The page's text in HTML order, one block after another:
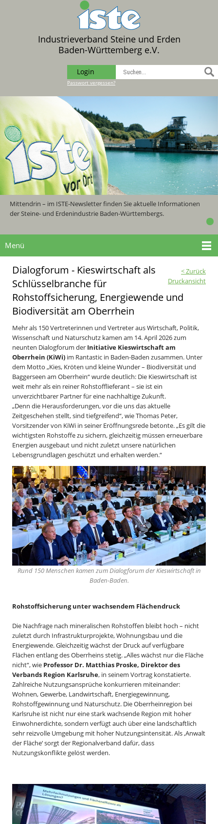
Industrieverband Steine und Erden
Baden-Württemberg e.V.
Login
Passwort vergessen?
Mittendrin – im ISTE-Newsletter finden Sie aktuelle Informationen
der Steine- und Erdenindustrie Baden-Württembergs.
Menü
< Zurück
Druckansicht
Dialogforum - Kieswirtschaft als
Schlüsselbranche für
Rohstoffsicherung, Energiewende und
Biodiversität am Oberrhein
Mehr als 150 Vertreterinnen und Vertreter aus Wirtschaft, Politik,
Wissenschaft und Naturschutz kamen am 14. April 2026 zum
neunten Dialogforum der Initiative Kieswirtschaft am
Oberrhein (KiWi) im Rantastic in Baden-Baden zusammen. Unter
dem Motto „Kies, Kröten und kleine Wunder – Biodiversität und
Baggerseen am Oberrhein“ wurde deutlich: Die Kieswirtschaft ist
weit mehr als ein reiner Rohstofflieferant – sie ist ein
unverzichtbarer Partner für eine nachhaltige Zukunft.
„Denn die Herausforderungen, vor die uns das aktuelle
Zeitgeschehen stellt, sind tiefgreifend“, wie Thomas Peter,
Vorsitzender von KiWi in seiner Eröffnungsrede betonte. „Es gilt die
wichtigsten Rohstoffe zu sichern, gleichzeitig müssen erneuerbare
Energien ausgebaut und nicht zuletzt unsere natürlichen
Lebensgrundlagen geschützt und erhalten werden.“
Rund 150 Menschen kamen zum Dialogforum der Kieswirtschaft in
Baden-Baden.
Rohstoffsicherung unter wachsendem Flächendruck
Die Nachfrage nach mineralischen Rohstoffen bleibt hoch – nicht
zuletzt durch Infrastrukturprojekte, Wohnungsbau und die
Energiewende. Gleichzeitig wächst der Druck auf verfügbare
Flächen entlang des Oberrheins stetig. „Alles wächst nur die Fläche
nicht“, wie Professor Dr. Matthias Proske, Direktor des
Verbands Region Karlsruhe, in seinem Vortrag konstatierte.
Zahlreiche Nutzungsansprüche konkurrieren miteinander:
Wohnen, Gewerbe, Landwirtschaft, Energiegewinnung,
Rohstoffgewinnung und Naturschutz. Die Oberrheinregion bei
Karlsruhe ist nicht nur eine stark wachsende Region mit hoher
Einwohnerdichte, sondern verfügt auch über eine landschaftlich
sehr reizvolle Umgebung mit hoher Nutzungsintensität. Als ‚Anwalt
der Fläche‘ sorgt der Regionalverband dafür, dass
Nutzungskonflikte gelöst werden.